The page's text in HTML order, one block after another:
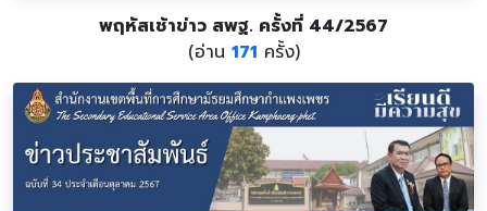
พฤหัสเช้าข่าว สพฐ. ครั้งที่ 44/2567
(อ่าน 171 ครั้ง)